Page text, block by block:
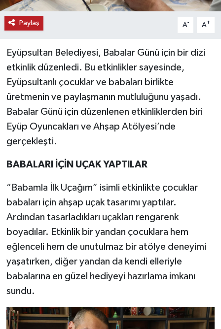
Paylaş A- A+
Eyüpsultan Belediyesi, Babalar Günü için bir dizi
etkinlik düzenledi. Bu etkinlikler sayesinde,
Eyüpsultanlı çocuklar ve babaları birlikte
üretmenin ve paylaşmanın mutluluğunu yaşadı.
Babalar Günü için düzenlenen etkinliklerden biri
Eyüp Oyuncakları ve Ahşap Atölyesi’nde
gerçekleşti.
BABALARI İÇİN UÇAK YAPTILAR
“Babamla İlk Uçağım” isimli etkinlikte çocuklar
babaları için ahşap uçak tasarımı yaptılar.
Ardından tasarladıkları uçakları rengarenk
boyadılar. Etkinlik bir yandan çocuklara hem
eğlenceli hem de unutulmaz bir atölye deneyimi
yaşatırken, diğer yandan da kendi elleriyle
babalarına en güzel hediyeyi hazırlama imkanı
sundu.
TEKNOLOJİ